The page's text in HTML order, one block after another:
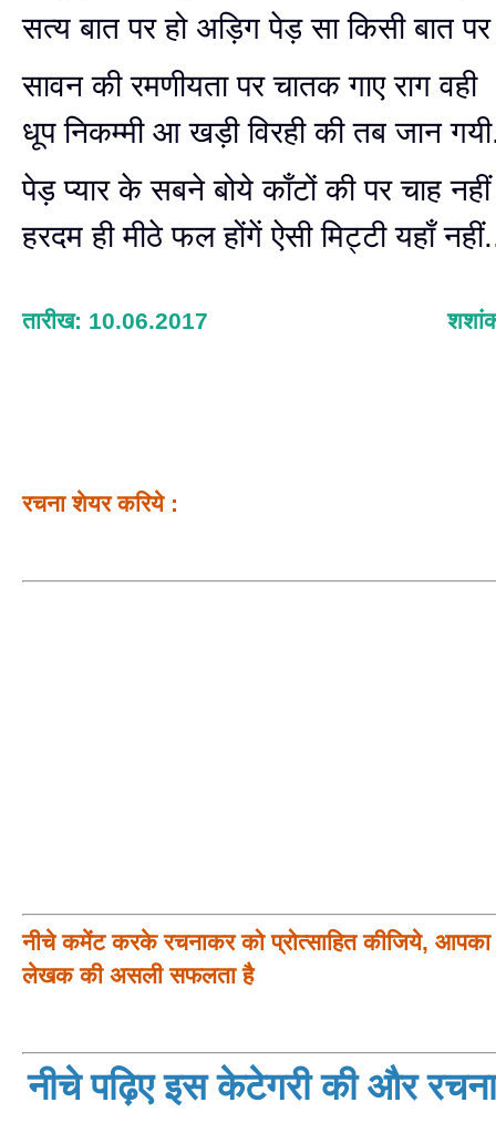
सत्य बात पर हो अड़िग पेड़ सा किसी बात
सावन की रमणीयता पर चातक गाए राग वही
धूप निकम्मी आ खड़ी विरही की तब जान
पेड़ प्यार के सबने बोये काँटों की पर चाह नहीं
हरदम ही मीठे फल होंगें ऐसी मिट्टी यहाँ
तारीख: 10.06.2017 शशांक
रचना शेयर करिये :
नीचे कमेंट करके रचनाकर को प्रोत्साहित कीजिये, आपका
लेखक की असली सफलता है
नीचे पढ़िए इस केटेगरी की और